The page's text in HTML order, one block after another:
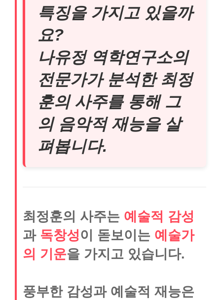
특징을 가지고 있을까
요?
나유정 역학연구소의
전문가가 분석한 최정
훈의 사주를 통해 그
의 음악적 재능을 살
펴봅니다.
최정훈의 사주는 예술적 감성
과 독창성이 돋보이는 예술가
의 기운을 가지고 있습니다.
풍부한 감성과 예술적 재능은